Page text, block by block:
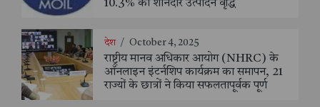
10.3% की शानदार उत्पादन वृद्धि
देश / October 4, 2025
राष्ट्रीय मानव अधिकार आयोग (NHRC) के
ऑनलाइन इंटर्नशिप कार्यक्रम का समापन, 21
राज्यों के छात्रों ने किया सफलतापूर्वक पूर्ण